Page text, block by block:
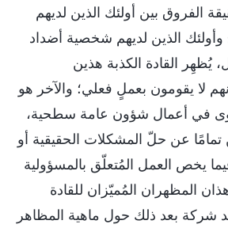
الفروق بين أولئك الذين لديهم
الذين لديهم شخصية أضداد
يُظهِر القادة الكذبة هذين
لا يقومون بعملٍ فعلي؛ والآخر هو
في أعمال شؤون عامة سطحية،
تمامًا عن حلّ المشكلات الحقيقية أو
يخص العمل المُتعلّق بالمسؤولية
المظهران المُميّزان للقادة
شركة بعد ذلك حول ماهية المظاهر